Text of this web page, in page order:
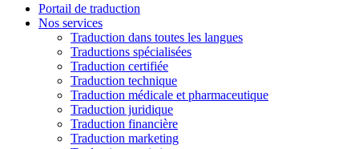
Portail de traduction
Nos services
Traduction dans toutes les langues
Traductions spécialisées
Traduction certifiée
Traduction technique
Traduction médicale et pharmaceutique
Traduction juridique
Traduction financière
Traduction marketing